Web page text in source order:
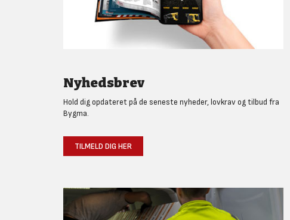
Nyhedsbrev
Hold dig opdateret på de seneste nyheder, lovkrav og tilbud fra
Bygma.
TILMELD DIG HER